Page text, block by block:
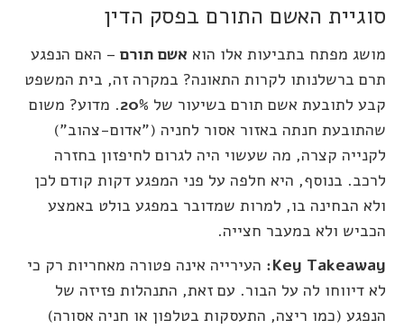
סוגיית האשם התורם בפסק הדין
מושג מפתח בתביעות אלו הוא אשם תורם – האם הנפגע
תרם ברשלנותו לקרות התאונה? במקרה זה, בית המשפט
קבע לתובעת אשם תורם בשיעור של 20%. מדוע? משום
שהתובעת חנתה באזור אסור לחניה ("אדום-צהוב")
לקנייה קצרה, מה שעשוי היה לגרום לחיפזון בחזרה
לרכב. בנוסף, היא חלפה על פני המפגע דקות קודם לכן
ולא הבחינה בו, למרות שמדובר במפגע בולט באמצע
הכביש ולא במעבר חצייה.
Key Takeaway: העירייה אינה פטורה מאחריות רק כי
לא דיווחו לה על הבור. עם זאת, התנהלות פזיזה של
הנפגע (כמו ריצה, התעסקות בטלפון או חניה אסורה)